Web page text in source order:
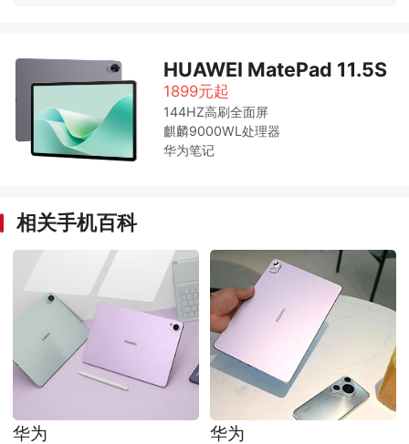
HUAWEI MatePad 11.5S
1899元起
144HZ高刷全面屏
麒麟9000WL处理器
华为笔记
相关手机百科
华为 华为